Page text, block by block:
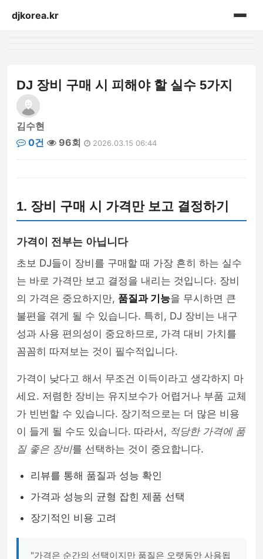
djkorea.kr
DJ 장비 구매 시 피해야 할 실수 5가지
김수현
0건
96회 2026.03.15 06:44
1. 장비 구매 시 가격만 보고 결정하기
가격이 전부는 아닙니다
초보 DJ들이 장비를 구매할 때 가장 흔히 하는 실수
는 바로 가격만 보고 결정을 내리는 것입니다. 장비
의 가격은 중요하지만, 품질과 기능을 무시하면 큰
불편을 겪게 될 수 있습니다. 특히, DJ 장비는 내구
성과 사용 편의성이 중요하므로, 가격 대비 가치를
꼼꼼히 따져보는 것이 필수적입니다.
가격이 낮다고 해서 무조건 이득이라고 생각하지 마
세요. 저렴한 장비는 유지보수가 어렵거나 부품 교체
가 빈번할 수 있습니다. 장기적으로는 더 많은 비용
이 들게 될 수도 있습니다. 따라서, 적당한 가격에 품
질 좋은 장비를 선택하는 것이 중요합니다.
리뷰를 통해 품질과 성능 확인
가격과 성능의 균형 잡힌 제품 선택
장기적인 비용 고려
"가격은 순간의 선택이지만 품질은 오랫동안 사용됩